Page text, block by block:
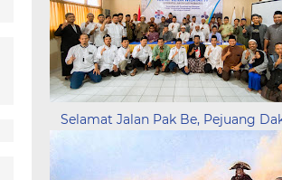
Selamat Jalan Pak Be, Pejuang